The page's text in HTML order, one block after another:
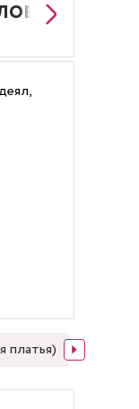
РАБОТЫ
платья)